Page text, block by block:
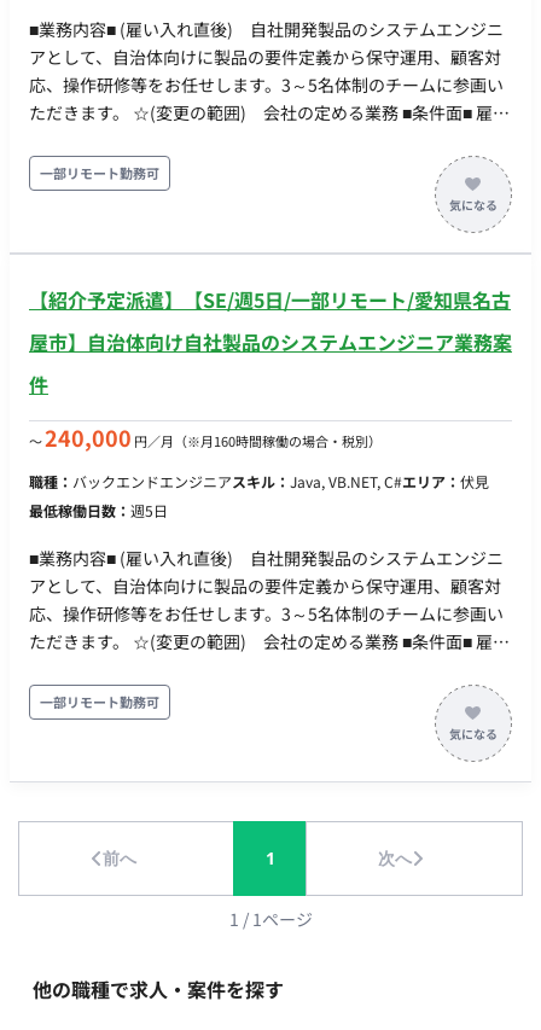
Backlog・Redmine
■業務内容■ (雇い入れ直後) 自社開発製品のシステムエンジニ
アとして、自治体向けに製品の要件定義から保守運用、顧客対
応、操作研修等をお任せします。3～5名体制のチームに参画い
ただきます。 ☆(変更の範囲) 会社の定める業務 ■条件面■ 雇用
予定 試用期間：紹介予定派遣のためなし 休日・休暇：完全週休
2日制（休日は土日祝日） 年間有給休暇10日～20日（下限日数
は、入社半年経過後の付与日数となります） 年間休日日数122
日 年末年始、年次有給、産前産後、育児休業／育児短時間勤
弔休暇：連続2~7日、リフレッシュ休暇特別休暇(5～15日) リモ
ートワーク：入社後1か月程度は出社、以降は週2～3日程度の
地(変更の範囲)：会社の定める場所 稼動時間：9：00～17：
30（フレックス制度あり） 時間外労働：有 年収：410万円～
420万円 ■賃金形態：月給制(派遣期間時は時給制) ■派遣期間時
時給：2,000円 ■月額：236,000円～245,000円（基本給220,000
円～224,000円等を含む/月） ※キャリア・スキル・希望を考慮
喫煙対策：あり（確認中） 福利厚生・待遇：通勤手当、家族手
当、住宅手当、健康保険、厚生年金保険、雇用保険、労災保
険、退職金制度 ＜各手当・制度補足＞ 通勤手当：実費支給 家
族手当：扶養家族の人数に応じて、3,000～20,000円 住宅手
保険完備 退職金制度：確定拠出年金または前払い退職金のいず
れかを選択 社内研修、社外研修 規定資格の受験料補助および合
一部リモート勤務可
【紹介予定派遣】【SE/週5日/一部リモート/愛知県名古
屋市】自治体向け自社製品のシステムエンジニア業務案
件
〜240,000 円／月 （※月160時間稼働の場合・税別）
職種： バックエンドエンジニアスキル： Java, VB.NET, C#エリア： 伏見
最低稼働日数： 週5日
■業務内容■ (雇い入れ直後) 自社開発製品のシステムエンジニ
アとして、自治体向けに製品の要件定義から保守運用、顧客対
応、操作研修等をお任せします。3～5名体制のチームに参画い
ただきます。 ☆(変更の範囲) 会社の定める業務 ■条件面■ 雇用
予定 試用期間：紹介予定派遣のためなし 休日・休暇：完全週休
2日制（休日は土日祝日） 年間有給休暇10日～20日（下限日数
は、入社半年経過後の付与日数となります） 年間休日日数122
日 年末年始、年次有給、産前産後、育児休業／育児短時間勤
ートワーク：入社後1か月程度は出社、以降は週2～3日程度の
在宅勤務可能 転籍・出向： 勤務地(雇入直後)：東海支店（愛知
県名古屋市中区） ☆勤務地(変更の範囲)：会社の定める場所 稼
有 年収：410万円～420万円 ■賃金形態：月給制(派遣期間時は
時給制) ■派遣期間時時給：1,900円 ■月額：236,000円～
一部リモート勤務可
前へ 1 次へ
1 / 1ページ
他の職種で求人・案件を探す